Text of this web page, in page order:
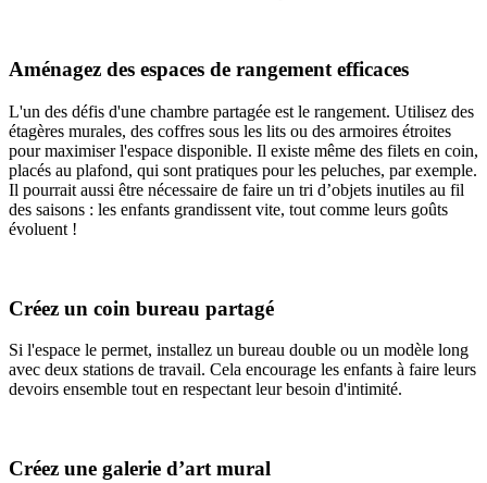
Aménagez des espaces de rangement efficaces
L'un des défis d'une chambre partagée est le rangement. Utilisez des
étagères murales, des coffres sous les lits ou des armoires étroites
pour maximiser l'espace disponible. Il existe même des filets en coin,
placés au plafond, qui sont pratiques pour les peluches, par exemple.
Il pourrait aussi être nécessaire de faire un tri d’objets inutiles au fil
des saisons : les enfants grandissent vite, tout comme leurs goûts
évoluent !
Créez un coin bureau partagé
Si l'espace le permet, installez un bureau double ou un modèle long
avec deux stations de travail. Cela encourage les enfants à faire leurs
devoirs ensemble tout en respectant leur besoin d'intimité.
Créez une galerie d’art mural